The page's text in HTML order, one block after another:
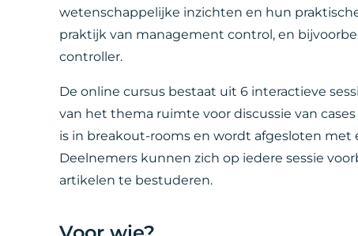
wetenschappelijke inzichten en hun
praktijk van management control, en
controller.
De online cursus bestaat uit 6 interactieve
van het thema ruimte voor discussie van
is in breakout-rooms en wordt afgesloten
Deelnemers kunnen zich op iedere sessie
artikelen te bestuderen.